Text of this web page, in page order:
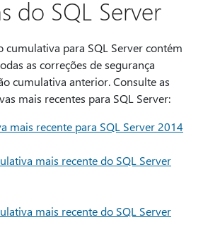
do SQL Server
cumulativa para SQL Server contém
as correções de segurança
cumulativa anterior. Consulte as
mais recentes para SQL Server:
mais recente para SQL Server 2014
mais recente do SQL Server
mais recente do SQL Server